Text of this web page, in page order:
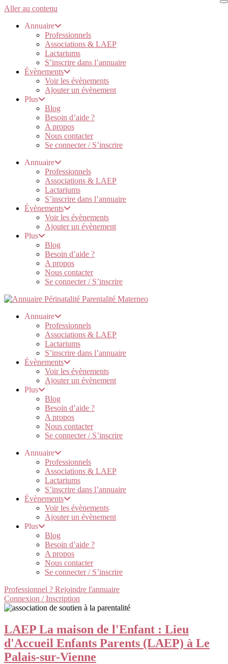
Aller au contenu
Annuaire
Professionnels
Associations & LAEP
Lactariums
S’inscrire dans l’annuaire
Évènements
Voir les évènements
Ajouter un évènement
Plus
Blog
Besoin d’aide ?
A propos
Nous contacter
Se connecter / S’inscrire
Annuaire
Professionnels
Associations & LAEP
Lactariums
S’inscrire dans l’annuaire
Évènements
Voir les évènements
Ajouter un évènement
Plus
Blog
Besoin d’aide ?
A propos
Nous contacter
Se connecter / S’inscrire
Annuaire
Professionnels
Associations & LAEP
Lactariums
S’inscrire dans l’annuaire
Évènements
Voir les évènements
Ajouter un évènement
Plus
Blog
Besoin d’aide ?
A propos
Nous contacter
Se connecter / S’inscrire
Annuaire
Professionnels
Associations & LAEP
Lactariums
S’inscrire dans l’annuaire
Évènements
Voir les évènements
Ajouter un évènement
Plus
Blog
Besoin d’aide ?
A propos
Nous contacter
Se connecter / S’inscrire
Professionnel ? Rejoindre l'annuaire
Connexion / Inscription
LAEP La maison de l'Enfant : Lieu
d'Accueil Enfants Parents (LAEP) à Le
Palais-sur-Vienne